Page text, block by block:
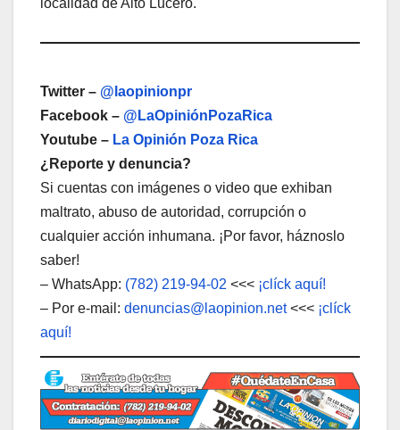
localidad de Alto Lucero.
Twitter – @laopinionpr
Facebook – @LaOpiniónPozaRica
Youtube – La Opinión Poza Rica
¿Reporte y denuncia?
Si cuentas con imágenes o video que exhiban
maltrato, abuso de autoridad, corrupción o
cualquier acción inhumana. ¡Por favor, háznoslo
saber!
– WhatsApp: (782) 219-94-02 <<< ¡clíck aquí!
– Por e-mail: denuncias@laopinion.net<<< ¡clíck
aquí!